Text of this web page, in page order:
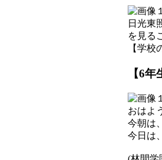
日光東
を見る
【学校
【6
おはよ
今朝は
今日は